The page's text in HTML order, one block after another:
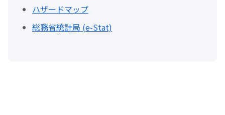
ハザードマップ
総務省統計局 (e-Stat)